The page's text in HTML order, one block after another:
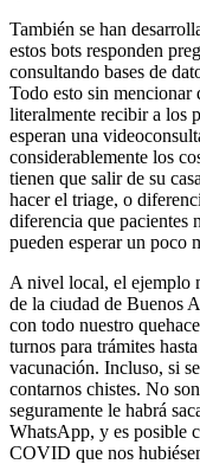
También se han
estos bots responden
consultando bases de
Todo esto sin mencionar
literalmente recibir a los
esperan una
considerablemente los
tienen que salir de su
hacer el triage, o
diferencia que pacientes
pueden esperar un poco
A nivel local, el ejemplo
de la ciudad de Buenos
con todo nuestro
turnos para trámites
vacunación. Incluso, si
contarnos chistes. No
seguramente le habrá
WhatsApp, y es posible
COVID que nos